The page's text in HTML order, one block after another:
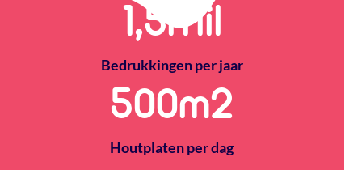
1,5Mil
Bedrukkingen per jaar
500m2
Houtplaten per dag